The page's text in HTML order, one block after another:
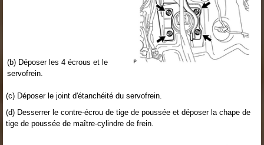
(b) Déposer les 4 écrous et le
servofrein.
(c) Déposer le joint d'étanchéité du servofrein.
(d) Desserrer le contre-écrou de tige de poussée et déposer la chape de
tige de poussée de maître-cylindre de frein.